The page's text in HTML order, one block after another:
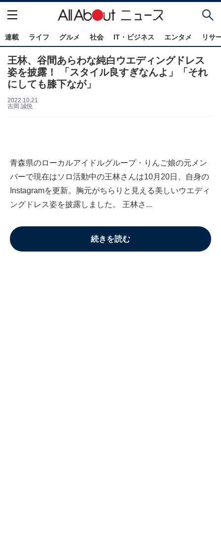
連載 ライフ グルメ 社会 IT・ビジネス エンタメ リサ
王林、谷間あらわな純白ウエディングドレス
姿を披露！ 「スタイル良すぎなんよ」「それ
にしても膝下なが」
2022.10.21
吉岡 誠悦
青森県のローカルアイドルグループ・りんご娘の元メン
バーで現在はソロ活動中の王林さんは10月20日、自身の
Instagramを更新。胸元がちらりと見える美しいウエディ
ングドレス姿を披露しました。 王林さ...
続きを読む